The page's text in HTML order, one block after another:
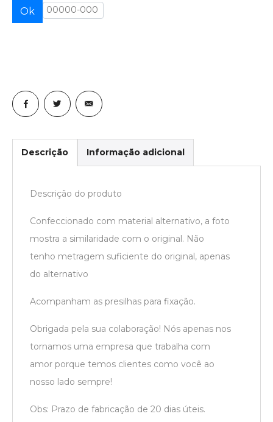
Ok
Descrição Informação adicional
Descrição do produto
Confeccionado com material alternativo, a foto
mostra a similaridade com o original. Não
tenho metragem suficiente do original, apenas
do alternativo
Acompanham as presilhas para fixação.
Obrigada pela sua colaboração! Nós apenas nos
tornamos uma empresa que trabalha com
amor porque temos clientes como você ao
nosso lado sempre!
Obs: Prazo de fabricação de 20 dias úteis.